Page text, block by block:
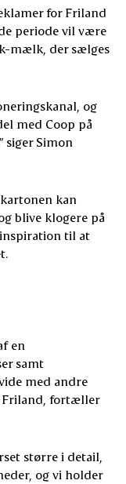
for Friland
periode vil være
mælk, der sælges
og
med Coop på
siger Simon
kan
blive klogere på
til at
en
samt
med andre
Friland, fortæller
større i detail,
og vi holder